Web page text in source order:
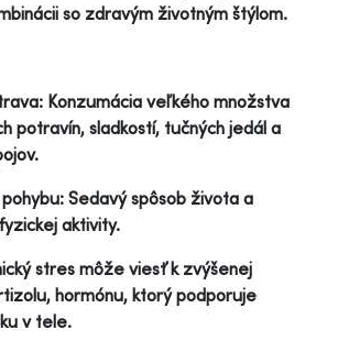
so zdravým životným štýlom.
Konzumácia veľkého množstva
potravín, sladkostí, tučných jedál a
Sedavý spôsob života a
aktivity.
stres môže viesť k zvýšenej
hormónu, ktorý podporuje
v tele.